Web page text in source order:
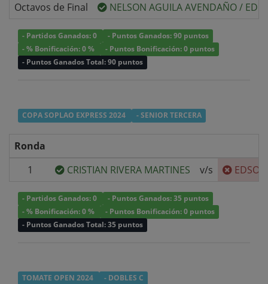
Octavos de Final
NELSON AGUILA AVENDAÑO/
- Partidos Ganados: 0
- Puntos Ganados: 90 puntos
- % Bonificación: 0 %
- Puntos Bonificación: 0 puntos
- Puntos Ganados Total: 90 puntos
COPA SOPLAO EXPRESS 2024 - SENIOR TERCERA
Ronda
1
CRISTIAN RIVERA MARTINES v/s
- Partidos Ganados: 0
- Puntos Ganados: 35 puntos
- % Bonificación: 0 %
- Puntos Bonificación: 0 puntos
- Puntos Ganados Total: 35 puntos
TOMATE OPEN 2024 - DOBLES C